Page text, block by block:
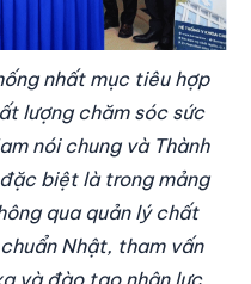
nhất mục tiêu hợp
lượng chăm sóc sức
nói chung và Thành
biệt là trong mảng
qua quản lý chất
Nhật, tham vấn